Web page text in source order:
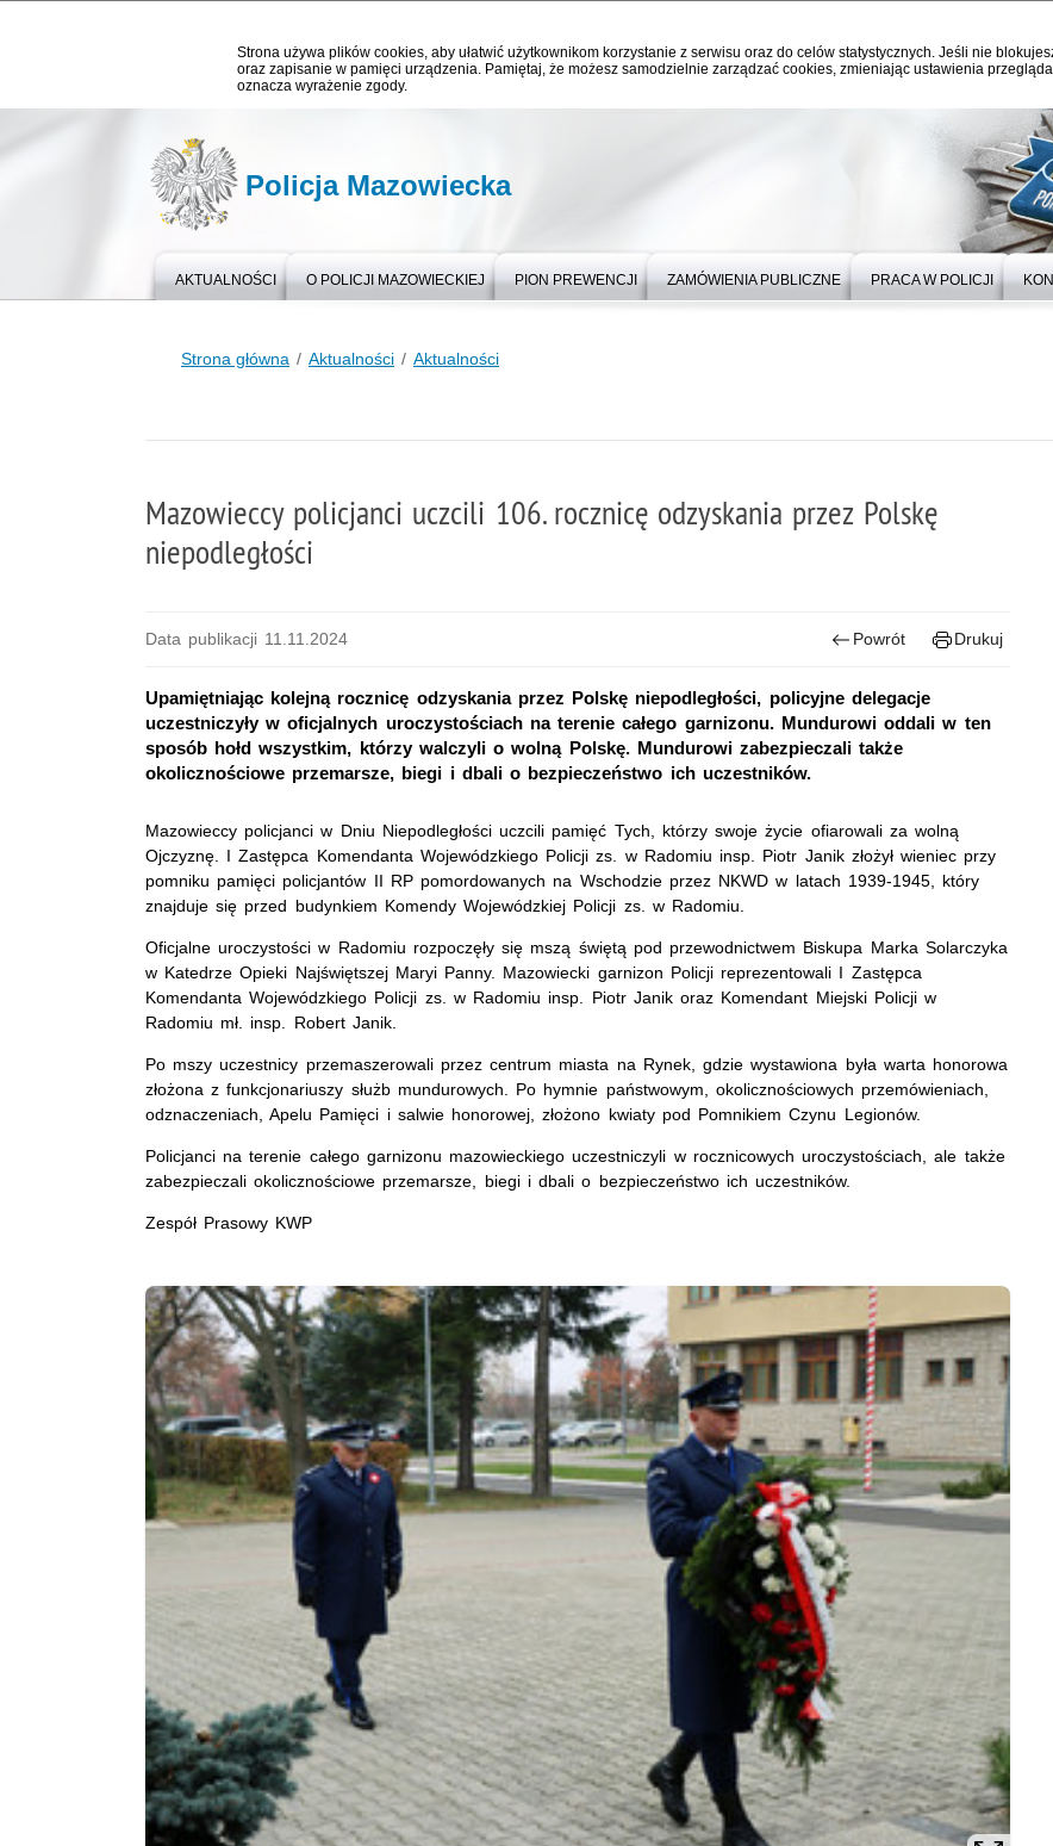
Strona używa plików cookies, aby ułatwić użytkownikom korzystanie z serwisu oraz do celów statystycznych. Jeśli nie
oraz zapisanie w pamięci urządzenia. Pamiętaj, że możesz samodzielnie zarządzać cookies, zmieniając ustawienia
oznacza wyrażenie zgody.
Policja Mazowiecka
AKTUALNOŚCI O POLICJI MAZOWIECKIEJ PION PREWENCJI ZAMÓWIENIA PUBLICZNE PRACA W POLICJI
Strona główna Aktualności Aktualności
Mazowieccy policjanci uczcili 106. rocznicę odzyskania przez Polskę
niepodległości
Data publikacji 11.11.2024 Powrót Drukuj
Upamiętniając kolejną rocznicę odzyskania przez Polskę niepodległości, policyjne delegacje
uczestniczyły w oficjalnych uroczystościach na terenie całego garnizonu. Mundurowi oddali w ten
sposób hołd wszystkim, którzy walczyli o wolną Polskę. Mundurowi zabezpieczali także
okolicznościowe przemarsze, biegi i dbali o bezpieczeństwo ich uczestników.
Mazowieccy policjanci w Dniu Niepodległości uczcili pamięć Tych, którzy swoje życie ofiarowali za wolną
Ojczyznę. I Zastępca Komendanta Wojewódzkiego Policji zs. w Radomiu insp. Piotr Janik złożył wieniec przy
pomniku pamięci policjantów II RP pomordowanych na Wschodzie przez NKWD w latach 1939-1945, który
znajduje się przed budynkiem Komendy Wojewódzkiej Policji zs. w Radomiu.
Oficjalne uroczystości w Radomiu rozpoczęły się mszą świętą pod przewodnictwem Biskupa Marka Solarczyka
w Katedrze Opieki Najświętszej Maryi Panny. Mazowiecki garnizon Policji reprezentowali I Zastępca
Komendanta Wojewódzkiego Policji zs. w Radomiu insp. Piotr Janik oraz Komendant Miejski Policji w
Radomiu mł. insp. Robert Janik.
Po mszy uczestnicy przemaszerowali przez centrum miasta na Rynek, gdzie wystawiona była warta honorowa
złożona z funkcjonariuszy służb mundurowych. Po hymnie państwowym, okolicznościowych przemówieniach,
odznaczeniach, Apelu Pamięci i salwie honorowej, złożono kwiaty pod Pomnikiem Czynu Legionów.
Policjanci na terenie całego garnizonu mazowieckiego uczestniczyli w rocznicowych uroczystościach, ale także
zabezpieczali okolicznościowe przemarsze, biegi i dbali o bezpieczeństwo ich uczestników.
Zespół Prasowy KWP